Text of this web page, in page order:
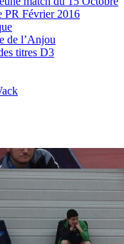
PR Février 2016
de l’Anjou
titres D3